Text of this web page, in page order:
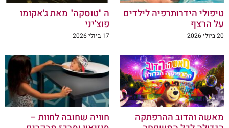
טיפולי הידרותרפיה לילדים
על הרצף
20 ביולי 2026
ה "טוסקה" מאת ג'אקומו
פוצ'יני
17 ביולי 2026
מאשה והדוב ההרפתקה חוויה שחובה לחוות –